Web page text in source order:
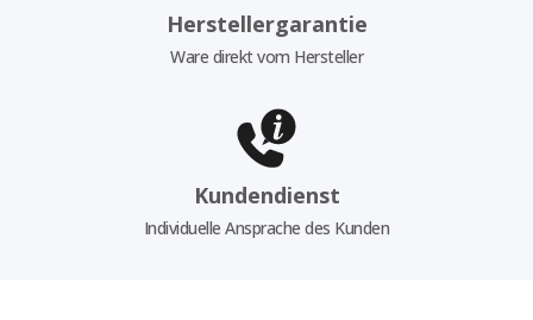
Herstellergarantie
Ware direkt vom Hersteller
Kundendienst
Individuelle Ansprache des Kunden